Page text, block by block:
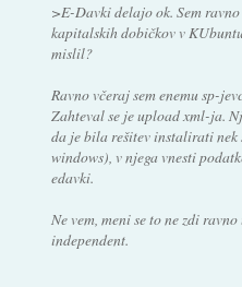
>E-Davki delajo ok. Sem
kapitalskih dobičkov v
mislil?
Ravno včeraj sem enemu sp-
Zahteval se je upload xml-ja.
da je bila rešitev instalirati nek
windows), v njega vnesti
edavki.
Ne vem, meni se to ne zdi
independent.